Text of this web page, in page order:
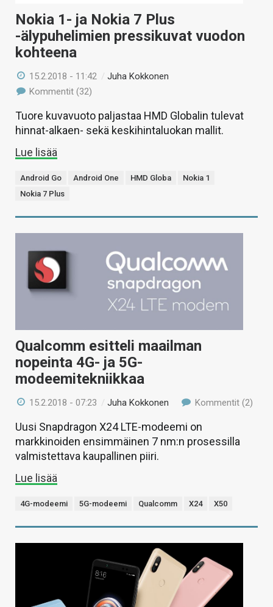
Nokia 1- ja Nokia 7 Plus
-älypuhelimien pressikuvat vuodon
kohteena
15.2.2018 - 11:42 /Juha Kokkonen
Kommentit (32)
Tuore kuvavuoto paljastaa HMD Globalin tulevat
hinnat-alkaen- sekä keskihintaluokan mallit.
Lue lisää
Android Go Android One HMD Globa
Nokia 1
Nokia 7 Plus
Qualcomm esitteli maailman
nopeinta 4G- ja 5G-
modeemitekniikkaa
15.2.2018 - 07:23 /Juha Kokkonen Kommentit (2)
Uusi Snapdragon X24 LTE-modeemi on
markkinoiden ensimmäinen 7 nm:n prosessilla
valmistettava kaupallinen piiri.
Lue lisää
4G-modeemi 5G-modeemi Qualcomm X24 X50